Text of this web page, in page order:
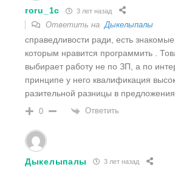
roru_1c 3 лет назад
Ответить наДыкелыпалы
справедливости ради, есть
которым нравится программить .
выбирает работу не по ЗП, а по
принципе у него квалификация
разительной разницы в
0 Ответить
Дыкелыпалы 3 лет назад